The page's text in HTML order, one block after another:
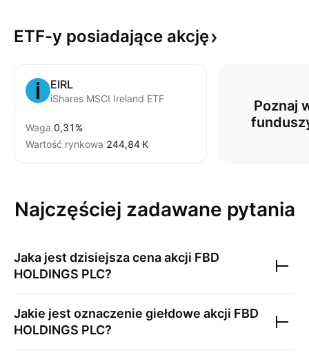
ETF-y posiadające akcję
EIRL
iShares MSCI Ireland ETF
Waga 0,31%
Wartość rynkowa ‪244,84 K‬
Poznaj
Najczęściej zadawane pytania
Jaka jest dzisiejsza cena akcji FBD
HOLDINGS PLC?
Jakie jest oznaczenie giełdowe akcji FBD
HOLDINGS PLC?